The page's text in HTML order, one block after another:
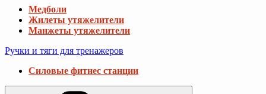
Медболи
Жилеты утяжелители
Манжеты утяжелители
Ручки и тяги для тренажеров
Силовые фитнес станции